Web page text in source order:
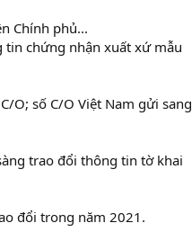
Chính phủ...
tin chứng nhận xuất xứ mẫu
O; số C/O Việt Nam gửi sang
trao đổi thông tin tờ khai
đổi trong năm 2021.